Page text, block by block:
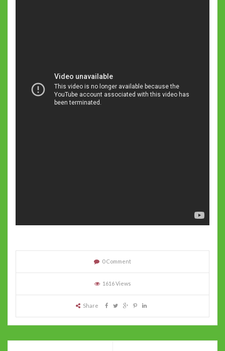
0 Comment
1616 Views
Share